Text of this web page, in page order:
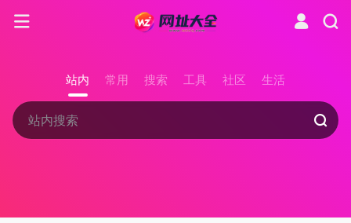
站内 常用 搜索 工具 社区 生活